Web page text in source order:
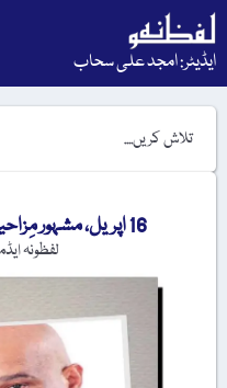
ایڈیٹر: امجد علی سحاب
16 اپریل، مشہور مِزاحیہ اداکار ببوبرال کا یومِ انتقال
لفظونہ